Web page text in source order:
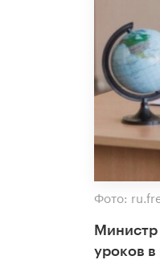
Фото:
Министр
уроков в